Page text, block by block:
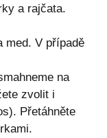
a rajčata.
med. V případě
na
zvolit i
Přetáhněte